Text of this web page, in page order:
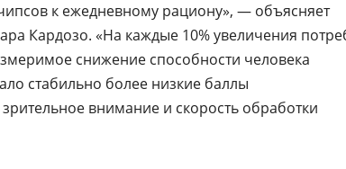
к ежедневному рациону», — объясняет
Кардозо. «На каждые 10% увеличения
снижение способности человека
стабильно более низкие баллы
внимание и скорость обработки